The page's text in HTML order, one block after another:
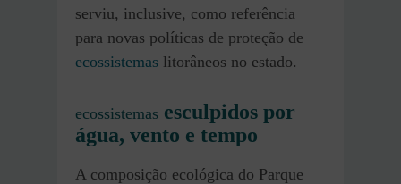
serviu, inclusive, como referência
para novas políticas de proteção de
ecossistemas litorâneos no estado.
ecossistemas esculpidos por
água, vento e tempo
A composição ecológica do Parque